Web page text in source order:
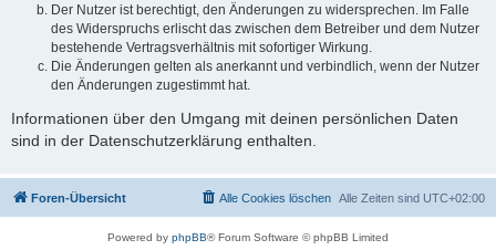
Der Nutzer ist berechtigt, den Änderungen zu widersprechen. Im Falle
des Widerspruchs erlischt das zwischen dem Betreiber und dem Nutzer
bestehende Vertragsverhältnis mit sofortiger Wirkung.
Die Änderungen gelten als anerkannt und verbindlich, wenn der Nutzer
den Änderungen zugestimmt hat.
Informationen über den Umgang mit deinen persönlichen Daten
sind in der Datenschutzerklärung enthalten.
Foren-Übersicht Alle Zeiten sind UTC+02:00
Alle Cookies löschen
Powered by phpBB® Forum Software © phpBB Limited